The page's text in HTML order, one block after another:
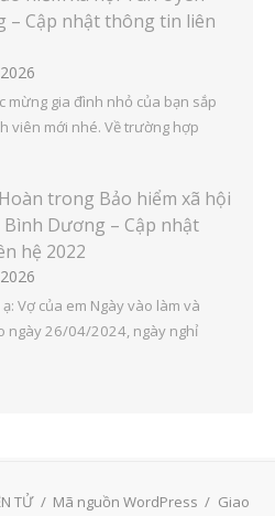
– Cập nhật thông tin liên
mừng gia đình nhỏ của bạn sắp
viên mới nhé. Về trường hợp
trong Bảo hiểm xã hội
Bình Dương – Cập nhật
hệ 2022
Vợ của em Ngày vào làm và
ngày 26/04/2024, ngày nghỉ
TỬ / Mã nguồn WordPress / Giao